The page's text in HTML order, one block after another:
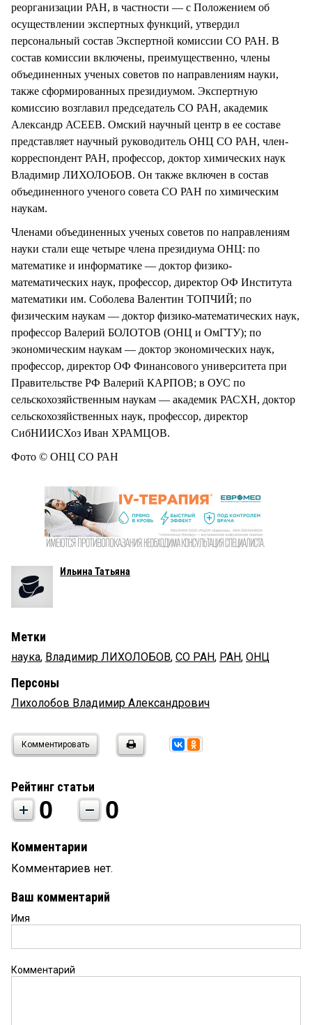
реорганизации РАН, в частности — с Положением об
осуществлении экспертных функций, утвердил
персональный состав Экспертной комиссии СО РАН. В
состав комиссии включены, преимущественно, члены
объединенных ученых советов по направлениям науки,
также сформированных президиумом. Экспертную
комиссию возглавил председатель СО РАН, академик
Александр АСЕЕВ. Омский научный центр в ее составе
представляет научный руководитель ОНЦ СО РАН, член-
корреспондент РАН, профессор, доктор химических наук
Владимир ЛИХОЛОБОВ. Он также включен в состав
объединенного ученого совета СО РАН по химическим
наукам.
Членами объединенных ученых советов по направлениям
науки стали еще четыре члена президиума ОНЦ: по
математике и информатике — доктор физико-
математических наук, профессор, директор ОФ Института
математики им. Соболева Валентин ТОПЧИЙ; по
физическим наукам — доктор физико-математических наук,
профессор Валерий БОЛОТОВ (ОНЦ и ОмГТУ); по
экономическим наукам — доктор экономических наук,
профессор, директор ОФ Финансового университета при
Правительстве РФ Валерий КАРПОВ; в ОУС по
сельскохозяйственным наукам — академик РАСХН, доктор
сельскохозяйственных наук, профессор, директор
СибНИИСХоз Иван ХРАМЦОВ.
Фото © ОНЦ СО РАН
Ильина Татьяна
Метки
наука, Владимир ЛИХОЛОБОВ, СО РАН, РАН, ОНЦ
Персоны
Лихолобов Владимир Александрович
Комментировать
Рейтинг статьи
0 0
Комментарии
Комментариев нет.
Ваш комментарий
Имя
Комментарий